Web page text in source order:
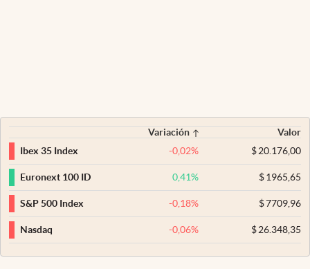
Variación
Valor
Ibex 35 Index
-0,02% $20.176,00
Euronext 100 ID 0,41% $1965,65
S&P 500 Index -0,18% $7709,96
Nasdaq -0,06% $26.348,35